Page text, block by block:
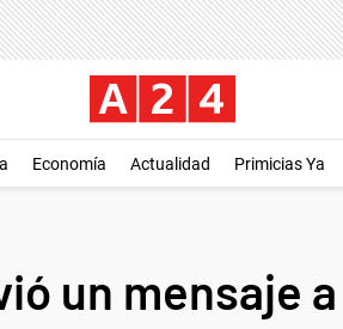
Economía Actualidad Primicias Ya
un mensaje